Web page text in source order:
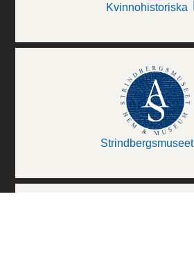
Kvinnohistoriska
Strindbergsmuseet